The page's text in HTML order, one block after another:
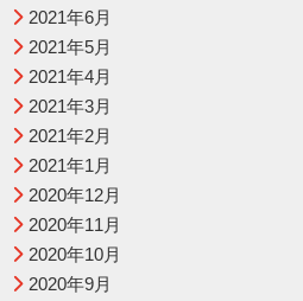
2021年6月
2021年5月
2021年4月
2021年3月
2021年2月
2021年1月
2020年12月
2020年11月
2020年10月
2020年9月